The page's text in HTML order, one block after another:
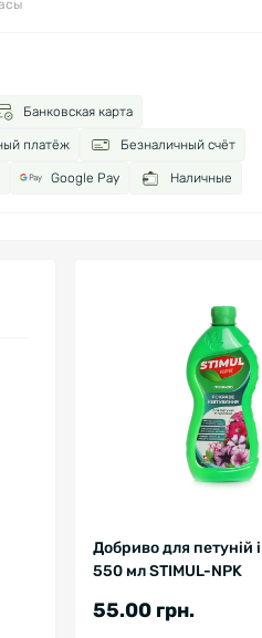
Банковская карта
платёж Безналичный счёт
Google Pay Наличные
Добриво для петуній
550 мл STIMUL-NPK
55.00 грн.